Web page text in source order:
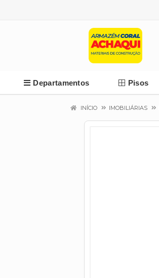
Departamentos Pisos
INÍCIO IMOBILIÁRIAS